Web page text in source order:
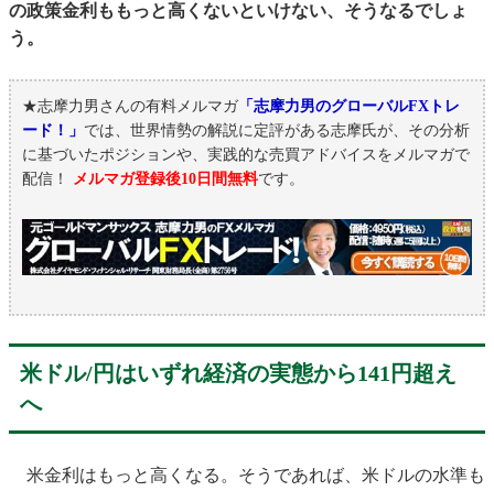
の政策金利ももっと高くないといけない、そうなるでしょ
う。
★志摩力男さんの有料メルマガ「志摩力男のグローバルFXトレ
ード！」 では、世界情勢の解説に定評がある志摩氏が、その分析
に基づいたポジションや、実践的な売買アドバイスをメルマガで
配信！
メルマガ登録後10日間無料です。
米ドル/円はいずれ経済の実態から141円超え
へ
米金利はもっと高くなる。そうであれば、米ドルの水準も